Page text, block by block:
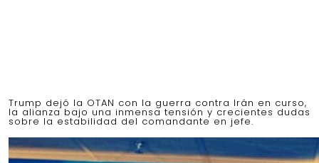
Trump dejó la OTAN con la guerra contra Irán en curso,
la alianza bajo una inmensa tensión y crecientes dudas
sobre la estabilidad del comandante en jefe.